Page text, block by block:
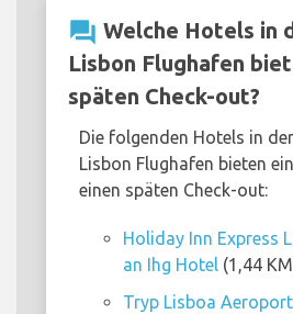
question_answer Welche Hotels in
Lisbon Flughafen
späten Check-out?
Die folgenden Hotels in
Lisbon Flughafen bieten
einen späten Check-out:
Holiday Inn Express
an Ihg Hotel (1,44
Tryp Lisboa